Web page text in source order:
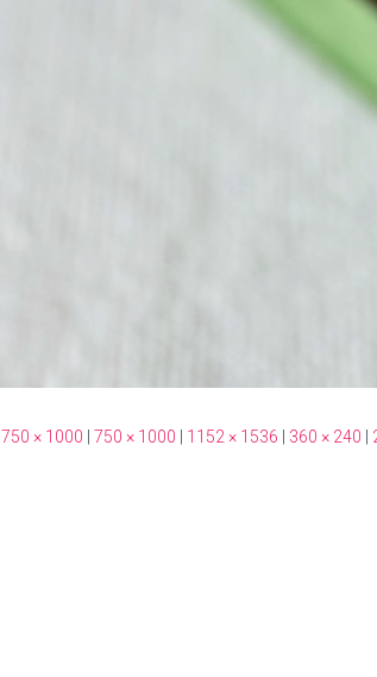
750 × 1000 750 × 1000 1152 × 1536 360 × 240